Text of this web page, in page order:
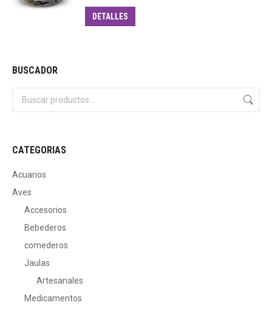
DETALLES
BUSCADOR
CATEGORIAS
Acuarios
Aves
Accesorios
Bebederos
comederos
Jaulas
Artesanales
Medicamentos